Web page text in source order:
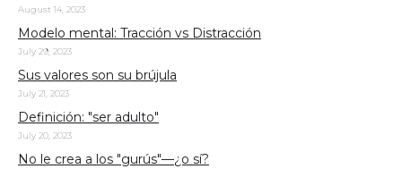
August 14, 2023
Modelo mental: Tracción vs Distracción
July 29, 2023
Sus valores son su brújula
July 21, 2023
Definición: "ser adulto"
July 20, 2023
No le crea a los "gurús"—¿o sí?